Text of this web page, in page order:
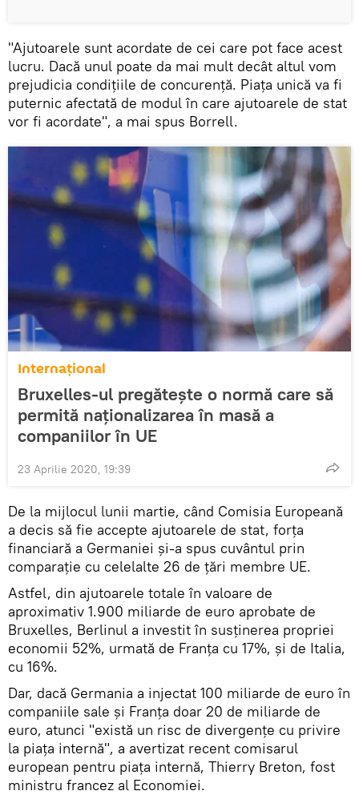
"Ajutoarele sunt acordate de cei care pot face acest
lucru. Dacă unul poate da mai mult decât altul vom
prejudicia condiţiile de concurenţă. Piaţa unică va fi
puternic afectată de modul în care ajutoarele de stat
vor fi acordate", a mai spus Borrell.
Internaţional
Bruxelles-ul pregăteşte o normă care să
permită naționalizarea în masă a
companiilor în UE
23 Aprilie 2020, 19:39
De la mijlocul lunii martie, când Comisia Europeană
a decis să fie accepte ajutoarele de stat, forţa
financiară a Germaniei și-a spus cuvântul prin
comparație cu celelalte 26 de țări membre UE.
Astfel, din ajutoarele totale în valoare de
aproximativ 1.900 miliarde de euro aprobate de
Bruxelles, Berlinul a investit în susținerea propriei
economii 52%, urmată de Franţa cu 17%, şi de Italia,
cu 16%.
Dar, dacă Germania a injectat 100 miliarde de euro în
companiile sale şi Franţa doar 20 de miliarde de
euro, atunci "există un risc de divergenţe cu privire
la piaţa internă", a avertizat recent comisarul
european pentru piaţa internă, Thierry Breton, fost
ministru francez al Economiei.